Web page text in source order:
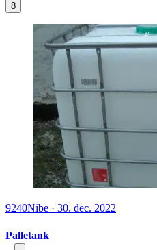
8
9240Nibe · 30. dec. 2022
Palletank